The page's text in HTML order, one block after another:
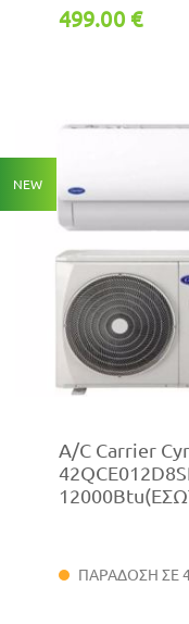
499.00 €
NEW
A/C Carrier
ΠΑΡΑΔΟΣΗ ΣΕ